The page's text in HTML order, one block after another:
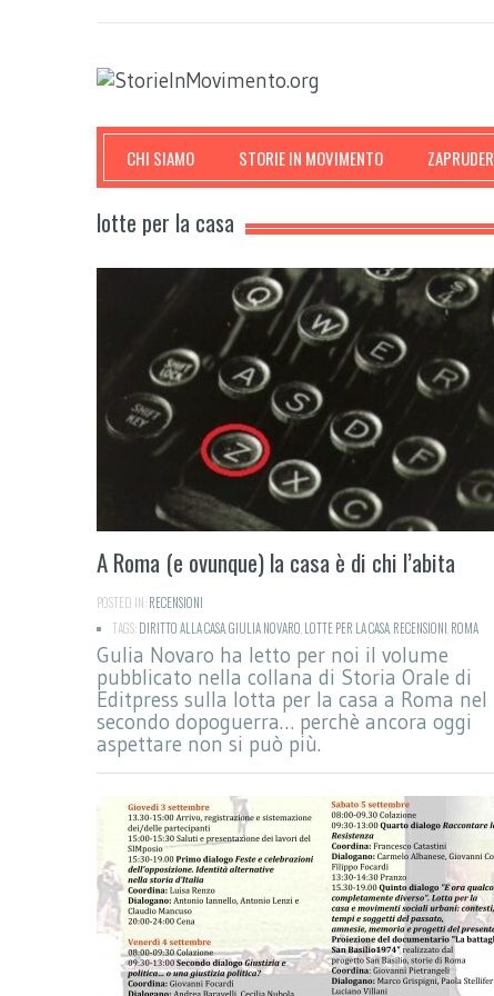
CHI SIAMO STORIE IN MOVIMENTO ZAPRUDER
lotte per la casa
A Roma (e ovunque) la casa è di chi l’abita
POSTED IN:RECENSIONI
TAGS:DIRITTO ALLA CASAGIULIA NOVARO LOTTE PER LA CASA RECENSIONI ROMA
Gulia Novaro ha letto per noi il volume
pubblicato nella collana di Storia Orale di
Editpress sulla lotta per la casa a Roma nel
secondo dopoguerra… perchè ancora oggi
aspettare non si può più.